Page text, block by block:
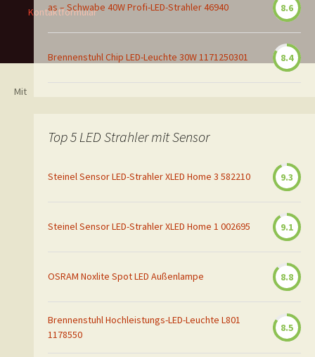
as – Schwabe 40W Profi-LED-Strahler 46940 8.6
Brennenstuhl Chip LED-Leuchte 30W 1171250301 8.4
Top 5 LED Strahler mit Sensor
Steinel Sensor LED-Strahler XLED Home 3 582210 9.3
Steinel Sensor LED-Strahler XLED Home 1 002695 9.1
OSRAM Noxlite Spot LED Außenlampe 8.8
Brennenstuhl Hochleistungs-LED-Leuchte L801
1178550
8.5
Kontaktformular
Mit